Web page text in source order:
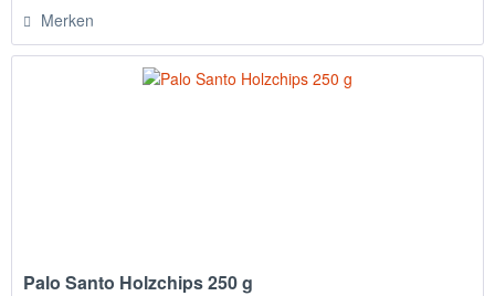
Merken
Palo Santo Holzchips 250 g